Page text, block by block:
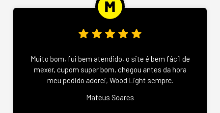
Muito bom, fui bem atendido, o site é bem fácil de
mexer, cupom super bom, chegou antes da hora
meu pedido adorei, Wood Light sempre.
Mateus Soares